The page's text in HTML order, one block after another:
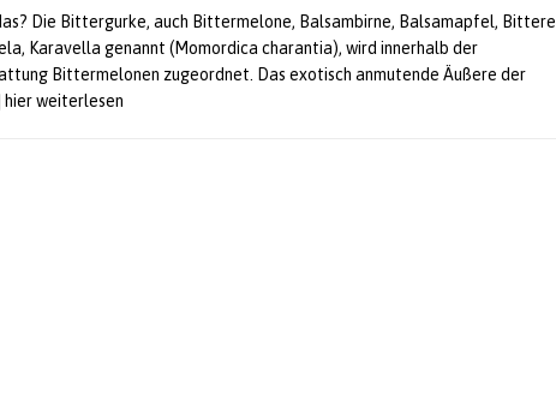
Die Bittergurke, auch Bittermelone, Balsambirne, Balsamapfel, Bittere
Karavella genannt (Momordica charantia), wird innerhalb der
Bittermelonen zugeordnet. Das exotisch anmutende Äußere der
hier weiterlesen